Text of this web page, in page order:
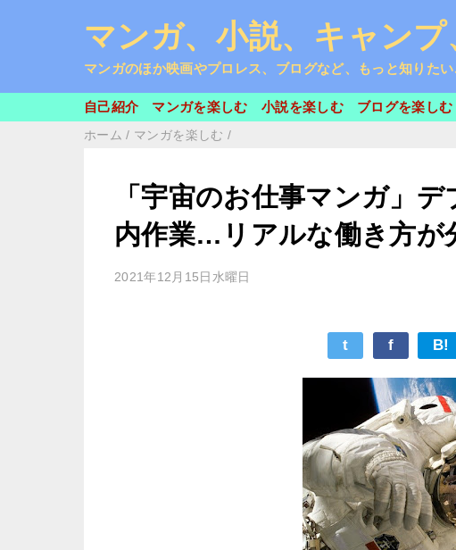
マンガ、小説、キャン
マンガのほか映画やプロレス、ブログなど、もっと知りた
自己紹介 マンガを楽しむ 小説を楽しむ ブログを楽しむ
ホーム / マンガを楽しむ /
「宇宙のお仕事マンガ」
内作業…リアルな働き方が
2021年12月15日水曜日
t f B!